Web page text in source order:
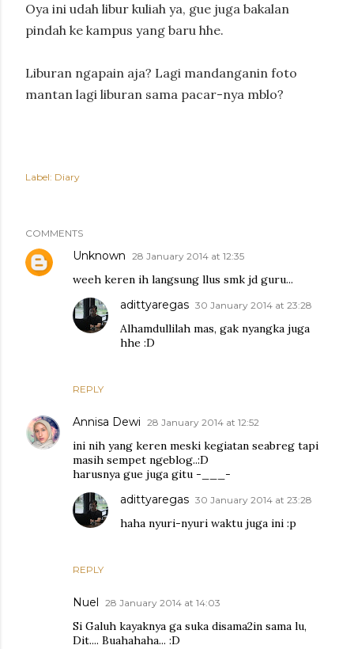
Oya ini udah libur kuliah ya, gue juga bakalan
pindah ke kampus yang baru hhe.
Liburan ngapain aja? Lagi mandanganin foto
mantan lagi liburan sama pacar-nya mblo?
Label: Diary
COMMENTS
Unknown 28 January 2014 at 12:35
weeh keren ih langsung llus smk jd guru...
REPLY
adittyaregas 30 January 2014 at 23:28
Alhamdullilah mas, gak nyangka juga
hhe :D
Annisa Dewi 28 January 2014 at 12:52
ini nih yang keren meski kegiatan seabreg tapi
masih sempet ngeblog..:D
harusnya gue juga gitu -___-
REPLY
adittyaregas 30 January 2014 at 23:28
haha nyuri-nyuri waktu juga ini :p
Nuel 28 January 2014 at 14:03
Si Galuh kayaknya ga suka disama2in sama lu,
Dit.... Buahahaha... :D